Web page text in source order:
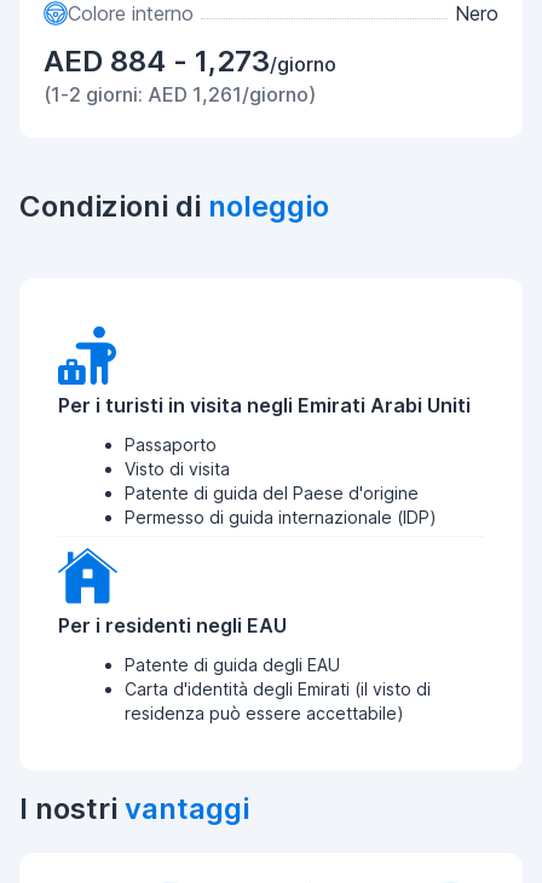
Colore interno
Nero
AED 884 - 1,273/giorno
(1-2 giorni: AED 1,261/giorno)
Condizioni di noleggio
Per i turisti in visita negli Emirati Arabi Uniti
Passaporto
Visto di visita
Patente di guida del Paese d'origine
Permesso di guida internazionale (IDP)
Per i residenti negli EAU
Patente di guida degli EAU
Carta d'identità degli Emirati (il visto di
residenza può essere accettabile)
I nostri vantaggi